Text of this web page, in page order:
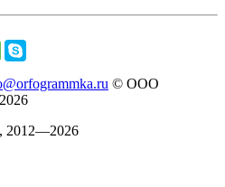
© ООО
2012—2026